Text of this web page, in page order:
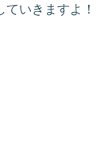
いきますよ！